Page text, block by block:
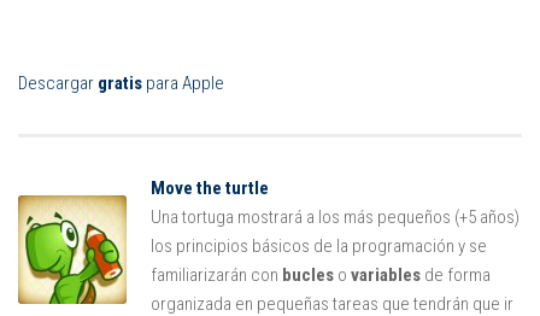
Descargar gratis para Apple
Move the turtle
Una tortuga mostrará a los más pequeños (+5 años)
los principios básicos de la programación y se
familiarizarán con bucles o variables de forma
organizada en pequeñas tareas que tendrán que ir